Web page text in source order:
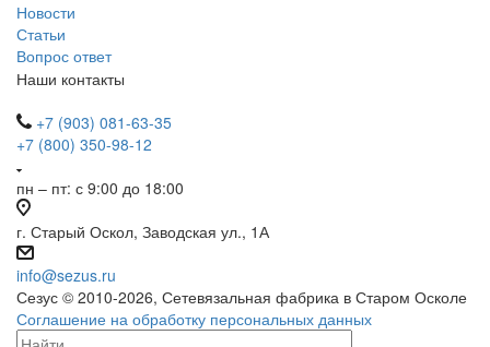
Новости
Статьи
Вопрос ответ
Наши контакты
+7 (903) 081-63-35
+7 (800) 350-98-12
пн – пт: с 9:00 до 18:00
г. Старый Оскол, Заводская ул., 1А
info@sezus.ru
Сезус © 2010-2026, Сетевязальная фабрика в Старом Осколе
Соглашение на обработку персональных данных